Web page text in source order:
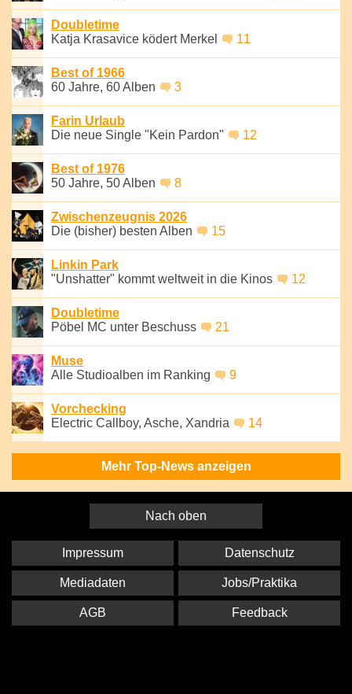
Doubletime
Katja Krasavice ködert Merkel
11
Best of 1966
60 Jahre, 60 Alben
3
Farin Urlaub
Die neue Single "Kein Pardon"
12
Best of 1976
50 Jahre, 50 Alben
8
Zwischenzeugnis 2026
Die (bisher) besten Alben
15
Linkin Park
"Unshatter" kommt weltweit in die Kinos
12
Doubletime
Pöbel MC unter Beschuss
21
Muse
Alle Studioalben im Ranking
9
Vorchecking
Electric Callboy, Asche, Xandria
14
Mehr Top-News anzeigen
Nach oben
Impressum Datenschutz
Mediadaten Jobs/Praktika
AGB Feedback